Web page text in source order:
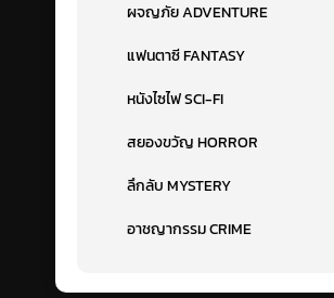
ผจญภัย ADVENTURE
แฟนตาซี FANTASY
หนังไซไฟ SCI-FI
สยองขวัญ HORROR
ลึกลับ MYSTERY
อาชญากรรม CRIME